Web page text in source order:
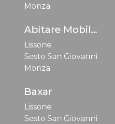
Monza
Abitare Mobilstella
Lissone
Sesto San Giovanni
Monza
Baxar
Lissone
Sesto San Giovanni